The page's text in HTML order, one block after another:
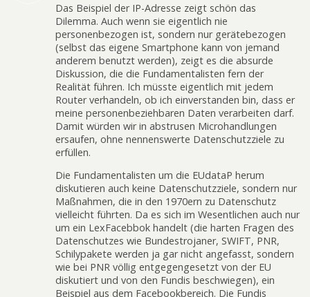
Das Beispiel der IP-Adresse zeigt schön das
Dilemma. Auch wenn sie eigentlich nie
personenbezogen ist, sondern nur gerätebezogen
(selbst das eigene Smartphone kann von jemand
anderem benutzt werden), zeigt es die absurde
Diskussion, die die Fundamentalisten fern der
Realität führen. Ich müsste eigentlich mit jedem
Router verhandeln, ob ich einverstanden bin, dass er
meine personenbeziehbaren Daten verarbeiten darf.
Damit würden wir in abstrusen Microhandlungen
ersaufen, ohne nennenswerte Datenschutzziele zu
erfüllen.
Die Fundamentalisten um die EUdataP herum
diskutieren auch keine Datenschutzziele, sondern nur
Maßnahmen, die in den 1970ern zu Datenschutz
vielleicht führten. Da es sich im Wesentlichen auch nur
um ein LexFacebbok handelt (die harten Fragen des
Datenschutzes wie Bundestrojaner, SWIFT, PNR,
Schilypakete werden ja gar nicht angefasst, sondern
wie bei PNR völlig entgegengesetzt von der EU
diskutiert und von den Fundis beschwiegen), ein
Beispiel aus dem Facebookbereich. Die Fundis